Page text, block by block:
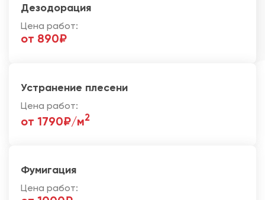
Дезодорация
Цена работ:
от 890₽
Устранение плесени
Цена работ:
от 1790₽/м2
Фумигация
Цена работ: